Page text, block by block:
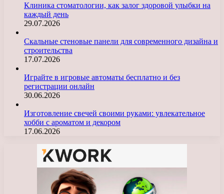
Клиника стоматологии, как залог здоровой улыбки на
каждый день
29.07.2026
Скальные стеновые панели для современного дизайна и
строительства
17.07.2026
Играйте в игровые автоматы бесплатно и без
регистрации онлайн
30.06.2026
Изготовление свечей своими руками: увлекательное
хобби с ароматом и декором
17.06.2026